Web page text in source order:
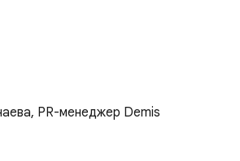
PR-менеджер Demis